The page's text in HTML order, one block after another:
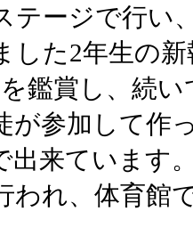
テージで行い
した2年生の
鑑賞し、続
が参加して作
出来ています
われ、体育館